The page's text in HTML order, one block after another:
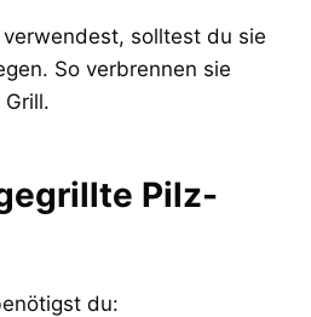
solltest du sie
So verbrennen sie
Pilz-
du: